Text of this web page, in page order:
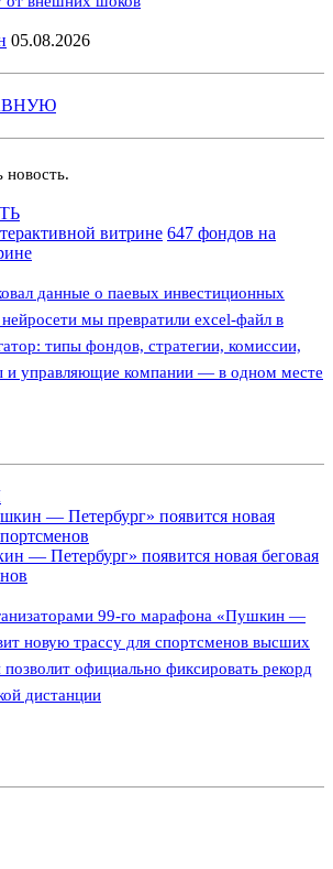
05.08.2026
новость.
647 фондов на
данные о паевых инвестиционных
мы превратили excel-файл в
типы фондов, стратегии, комиссии,
и управляющие компании — в одном месте
— Петербург» появится новая беговая
99-го марафона «Пушкин —
новую трассу для спортсменов высших
официально фиксировать рекорд
дистанции